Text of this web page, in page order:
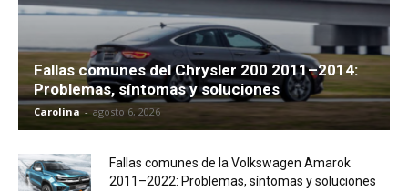
Fallas comunes del Chrysler 200 2011–2014:
Problemas, síntomas y soluciones
Carolina - agosto 6, 2026
Fallas comunes de la Volkswagen Amarok
2011–2022: Problemas, síntomas y soluciones